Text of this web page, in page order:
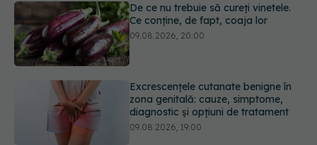
Excrescențele cutanate benigne în
zona genitală: cauze, simptome,
Sânii densi sau antecedente
familiale de cancer mamar? De ce
riscul ar putea conta mai mult decât